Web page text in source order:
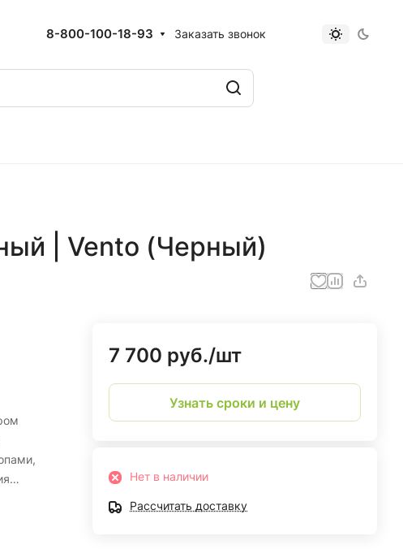
8-800-100-18-93 Заказать звонок
| Vento (Черный)
7 700 руб./шт
Узнать сроки и цену
Нет в наличии
Рассчитать доставку